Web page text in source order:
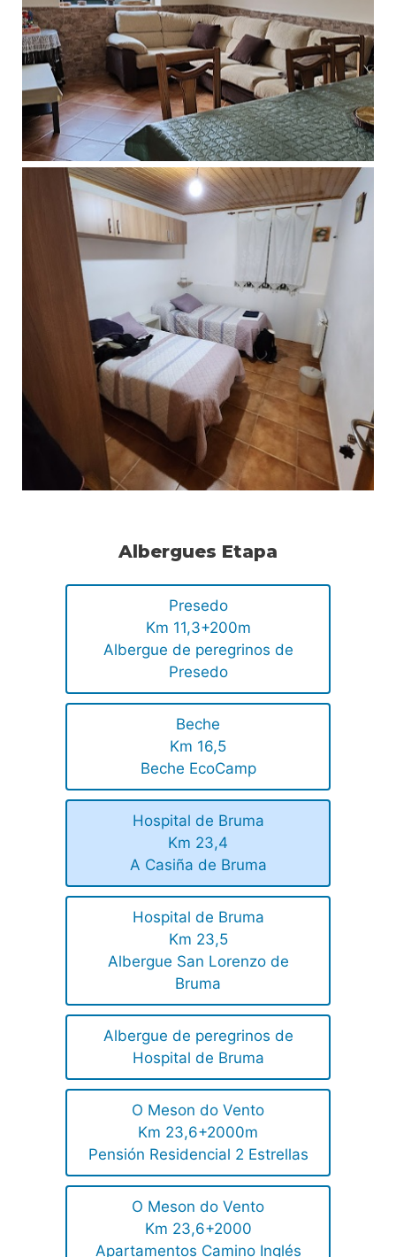
Albergues Etapa
Presedo
Km 11,3+200m
Albergue de peregrinos de
Presedo
Beche
Km 16,5
Beche EcoCamp
Hospital de Bruma
Km 23,4
A Casiña de Bruma
Hospital de Bruma
Km 23,5
Albergue San Lorenzo de
Bruma
Albergue de peregrinos de
Hospital de Bruma
O Meson do Vento
Km 23,6+2000m
Pensión Residencial 2 Estrellas
O Meson do Vento
Km 23,6+2000
Apartamentos Camino Inglés